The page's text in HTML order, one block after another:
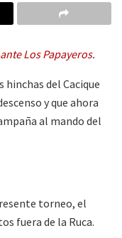
Los Papayeros.
del Cacique
y que ahora
al mando del
torneo, el
fuera de la Ruca.